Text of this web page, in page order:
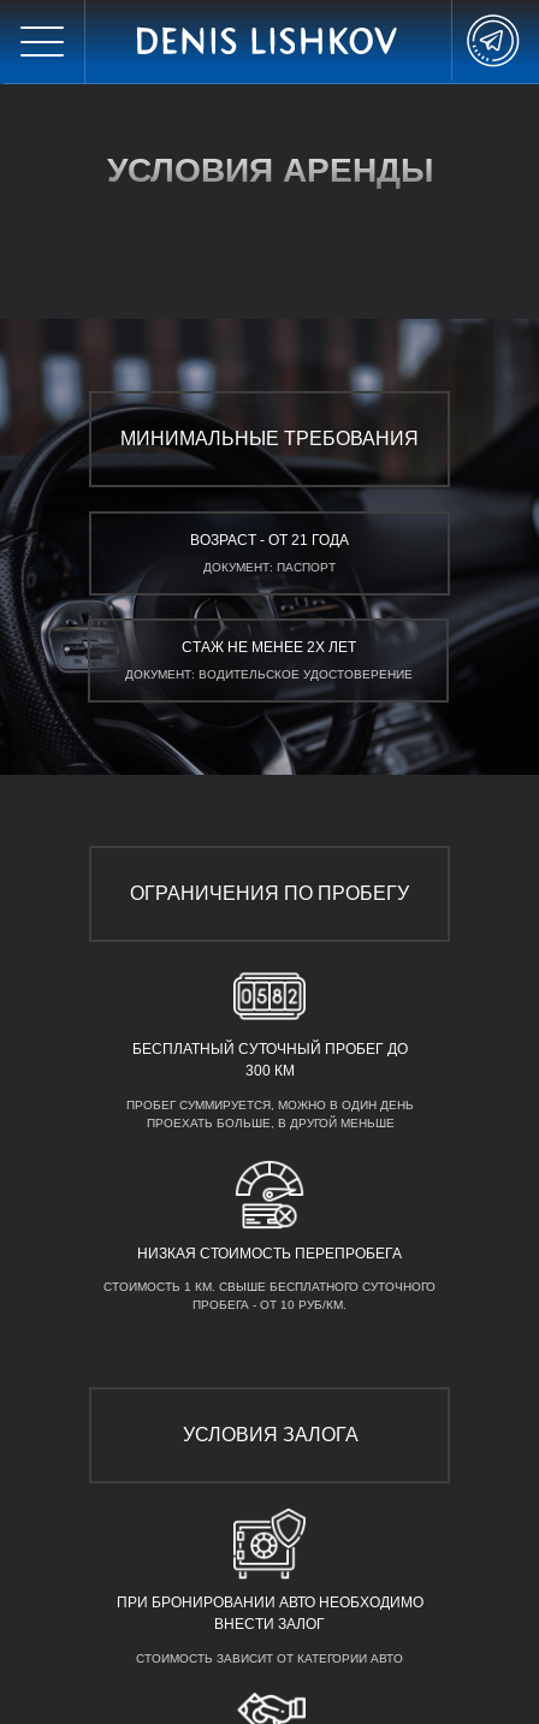
УСЛОВИЯ АРЕНДЫ
СТАЖ НЕ МЕНЕЕ 2Х ЛЕТ
ВОЗРАСТ - ОТ 21 ГОДА
ДОКУМЕНТ: ПАСПОРТ
ДОКУМЕНТ: ВОДИТЕЛЬСКОЕ УДОСТОВЕРЕНИЕ
МИНИМАЛЬНЫЕ ТРЕБОВАНИЯ
ОГРАНИЧЕНИЯ ПО ПРОБЕГУ
НИЗКАЯ СТОИМОСТЬ ПЕРЕПРОБЕГА
БЕСПЛАТНЫЙ СУТОЧНЫЙ ПРОБЕГ ДО
300 КМ
ПРОБЕГ СУММИРУЕТСЯ, МОЖНО В ОДИН ДЕНЬ
ПРОЕХАТЬ БОЛЬШЕ, В ДРУГОЙ МЕНЬШЕ
СТОИМОСТЬ 1 КМ. СВЫШЕ БЕСПЛАТНОГО СУТОЧНОГО
ПРОБЕГА - ОТ 10 РУБ/КМ.
УСЛОВИЯ ЗАЛОГА
ПРИ БРОНИРОВАНИИ АВТО НЕОБХОДИМО
ВНЕСТИ ЗАЛОГ
СТОИМОСТЬ ЗАВИСИТ ОТ КАТЕГОРИИ АВТО